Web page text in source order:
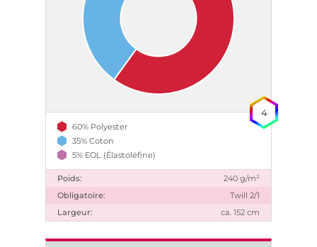
60% Polyester
35% Coton
5% EOL (Élastoléfine)
Poids:
240 g/m²
Obligatoire:
Twill 2/1
Largeur:
ca. 152 cm
4